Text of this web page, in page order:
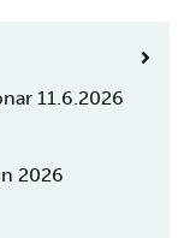
11.6.2026
2026